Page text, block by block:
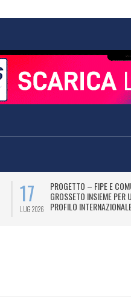
17
LUG 2026
PROGETTO – FIPE E
GROSSETO INSIEME PER
PROFILO